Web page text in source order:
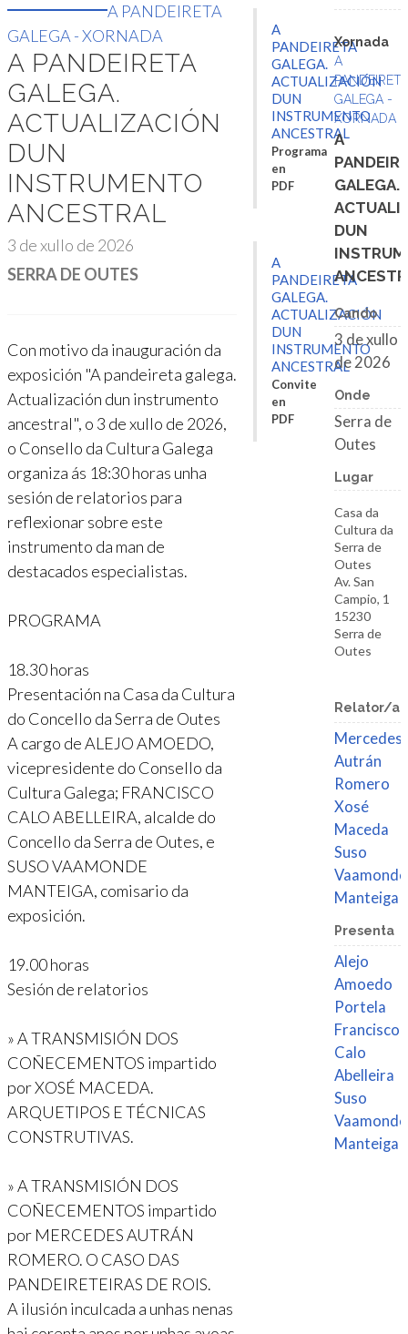
A PANDEIRETA
GALEGA - XORNADA
A PANDEIRETA
GALEGA.
ACTUALIZACIÓN
DUN
INSTRUMENTO
ANCESTRAL
3 de xullo de 2026
SERRA DE OUTES
Con motivo da inauguración da
exposición "A pandeireta galega.
Actualización dun instrumento
ancestral", o 3 de xullo de 2026,
o Consello da Cultura Galega
organiza ás 18:30 horas unha
sesión de relatorios para
reflexionar sobre este
instrumento da man de
destacados especialistas.
PROGRAMA
18.30 horas
Presentación na Casa da Cultura
do Concello da Serra de Outes
A cargo de ALEJO AMOEDO,
vicepresidente do Consello da
Cultura Galega; FRANCISCO
CALO ABELLEIRA, alcalde do
Concello da Serra de Outes, e
SUSO VAAMONDE
MANTEIGA, comisario da
exposición.
19.00 horas
Sesión de relatorios
» A TRANSMISIÓN DOS
COÑECEMENTOS impartido
por XOSÉ MACEDA.
ARQUETIPOS E TÉCNICAS
CONSTRUTIVAS.
» A TRANSMISIÓN DOS
COÑECEMENTOS impartido
por MERCEDES AUTRÁN
ROMERO. O CASO DAS
PANDEIRETEIRAS DE ROIS.
A ilusión inculcada a unhas nenas
A
PANDEIRETA
GALEGA.
ACTUALIZACIÓN
DUN
INSTRUMENTO
ANCESTRAL
Programa
en
PDF
A
PANDEIRETA
GALEGA.
ACTUALIZACIÓN
DUN
INSTRUMENTO
ANCESTRAL
Convite
en
PDF
Xornada
A
GALEGA -
XORNADA
A
GALEGA.
DUN
Cando
3 de xullo
de 2026
Onde
Serra de
Outes
Lugar
Casa da
Cultura da
Serra de
Outes
Av. San
Campio, 1
15230
Serra de
Outes
Relator/a
Mercedes
Autrán
Romero
Xosé
Maceda
Suso
Vaamonde
Manteiga
Presenta
Alejo
Amoedo
Portela
Francisco
Calo
Abelleira
Suso
Vaamonde
Manteiga